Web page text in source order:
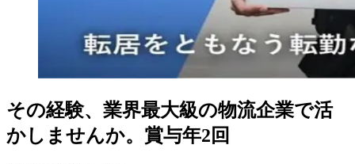
その経験、業界最大級の物流企業で活
かしませんか。賞与年2回